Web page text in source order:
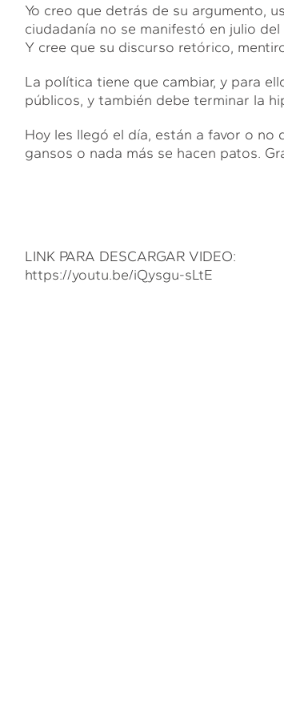
Yo creo que detrás de su argumento,
ciudadanía no se manifestó en julio
Y cree que su discurso retórico,
La política tiene que cambiar, y para
públicos, y también debe terminar la
Hoy les llegó el día, están a favor o
gansos o nada más se hacen patos.
LINK PARA DESCARGAR VIDEO:
https://youtu.be/iQysgu-sLtE